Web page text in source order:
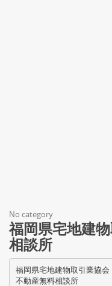
No category
福岡県宅地建
相談所
福岡県宅地建物取引業協会
不動産無料相談所